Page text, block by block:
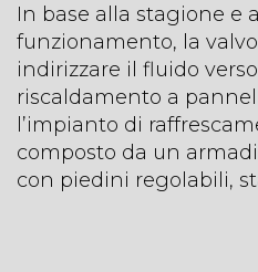
In base alla stagione e
funzionamento, la
indirizzare il fluido
riscaldamento a
l’impianto di
composto da un
con piedini regolabili,